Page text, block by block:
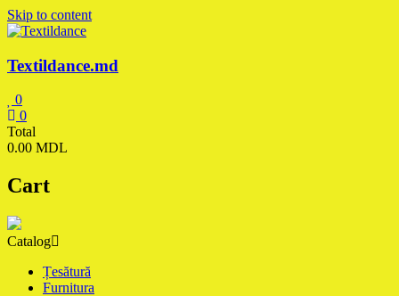
Skip to content
Textildance.md
0
0
Total
0.00 MDL
Cart
Catalog
Țesătură
Furnitura